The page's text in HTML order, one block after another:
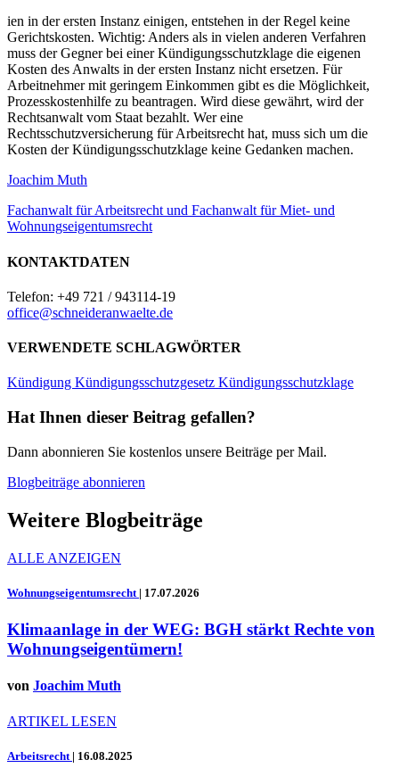
ien in der ersten Instanz einigen, entstehen in der Regel keine
Gerichtskosten. Wichtig: Anders als in vielen anderen Verfahren
muss der Gegner bei einer Kündigungsschutzklage die eigenen
Kosten des Anwalts in der ersten Instanz nicht ersetzen. Für
Arbeitnehmer mit geringem Einkommen gibt es die Möglichkeit,
Prozesskostenhilfe zu beantragen. Wird diese gewährt, wird der
Rechtsanwalt vom Staat bezahlt. Wer eine
Rechtsschutzversicherung für Arbeitsrecht hat, muss sich um die
Kosten der Kündigungsschutzklage keine Gedanken machen.
Joachim Muth
Fachanwalt für Arbeitsrecht und Fachanwalt für Miet- und
Wohnungseigentumsrecht
KONTAKTDATEN
Telefon: +49 721 / 943114-19
office@schneideranwaelte.de
VERWENDETE SCHLAGWÖRTER
Kündigung Kündigungsschutzgesetz Kündigungsschutzklage
Hat Ihnen dieser Beitrag gefallen?
Dann abonnieren Sie kostenlos unsere Beiträge per Mail.
Blogbeiträge abonnieren
Weitere Blogbeiträge
ALLE ANZEIGEN
Wohnungseigentumsrecht | 17.07.2026
Klimaanlage in der WEG: BGH stärkt Rechte von
Wohnungseigentümern!
von Joachim Muth
ARTIKEL LESEN
Arbeitsrecht | 16.08.2025